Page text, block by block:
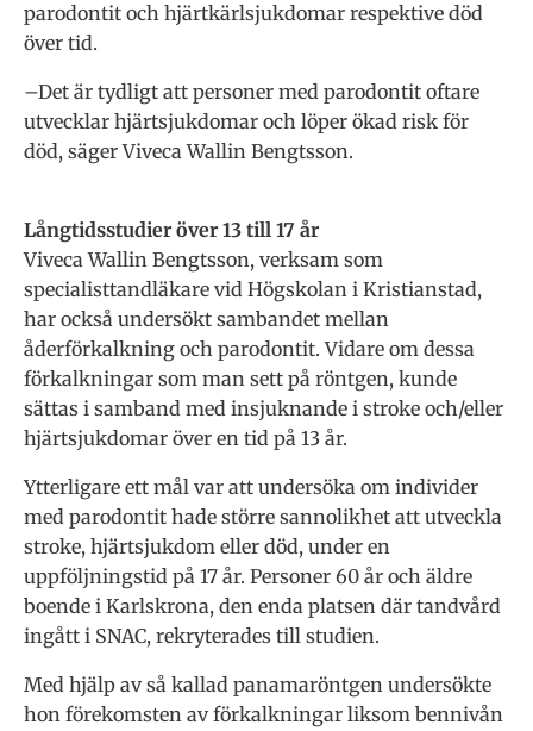
parodontit och hjärtkärlsjukdomar respektive död
över tid.
–Det är tydligt att personer med parodontit oftare
utvecklar hjärtsjukdomar och löper ökad risk för
död, säger Viveca Wallin Bengtsson.
Långtidsstudier över 13 till 17 år
Viveca Wallin Bengtsson, verksam som
specialisttandläkare vid Högskolan i Kristianstad,
har också undersökt sambandet mellan
åderförkalkning och parodontit. Vidare om dessa
förkalkningar som man sett på röntgen, kunde
sättas i samband med insjuknande i stroke och/eller
hjärtsjukdomar över en tid på 13 år.
Ytterligare ett mål var att undersöka om individer
med parodontit hade större sannolikhet att utveckla
stroke, hjärtsjukdom eller död, under en
uppföljningstid på 17 år. Personer 60 år och äldre
boende i Karlskrona, den enda platsen där tandvård
ingått i SNAC, rekryterades till studien.
Med hjälp av så kallad panamaröntgen undersökte
hon förekomsten av förkalkningar liksom bennivån